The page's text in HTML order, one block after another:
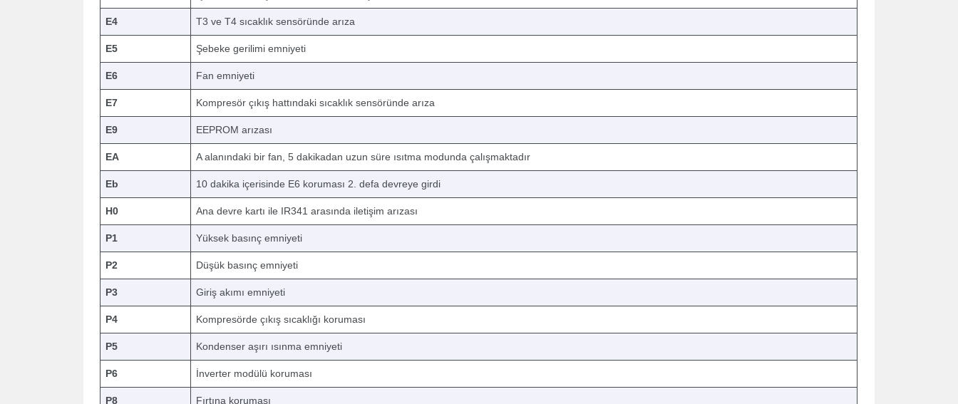
E4 T3 ve T4 sıcaklık sensöründe arıza
E5 Şebeke gerilimi emniyeti
E6 Fan emniyeti
E7 Kompresör çıkış hattındaki sıcaklık sensöründe arıza
E9 EEPROM arızası
EA A alanındaki bir fan, 5 dakikadan uzun süre ısıtma modunda çalışmaktadır
Eb 10 dakika içerisinde E6 koruması 2. defa devreye girdi
H0 Ana devre kartı ile IR341 arasında iletişim arızası
P1 Yüksek basınç emniyeti
P2 Düşük basınç emniyeti
P3 Giriş akımı emniyeti
P4 Kompresörde çıkış sıcaklığı koruması
P5 Kondenser aşırı ısınma emniyeti
P6 İnverter modülü koruması
P8 Fırtına koruması